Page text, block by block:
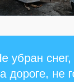
убран
дороге, не